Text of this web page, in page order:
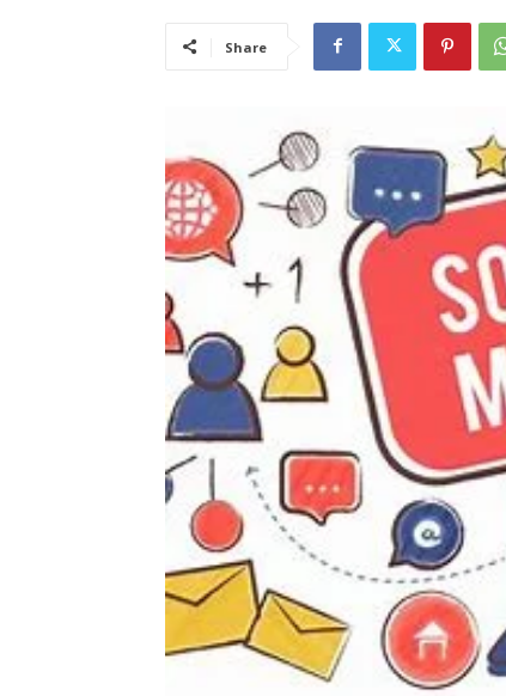
Share